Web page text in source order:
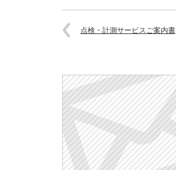
点検・計測サービスご案内書